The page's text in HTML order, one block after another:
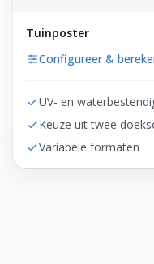
Tuinposter
Configureer &
UV- en
Keuze uit twee
Variabele formaten